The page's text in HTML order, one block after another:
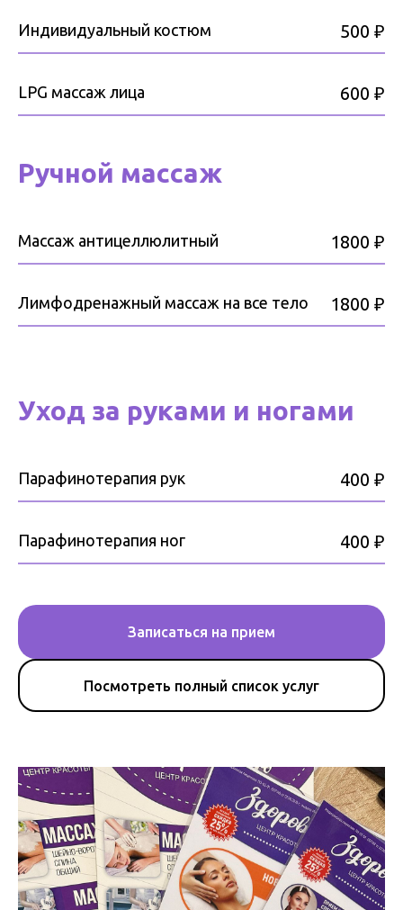
Индивидуальный костюм 500 ₽
LPG массаж лица 600 ₽
Ручной массаж
Массаж антицеллюлитный 1800 ₽
Лимфодренажный массаж на все тело 1800 ₽
Уход за руками и ногами
Парафинотерапия рук 400 ₽
Парафинотерапия ног 400 ₽
Записаться на прием
Посмотреть полный список услуг